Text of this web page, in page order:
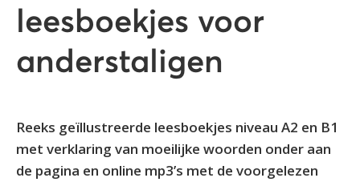
leesboekjes voor
anderstaligen
Reeks geïllustreerde leesboekjes niveau A2 en B1
met verklaring van moeilijke woorden onder aan
de pagina en online mp3’s met de voorgelezen